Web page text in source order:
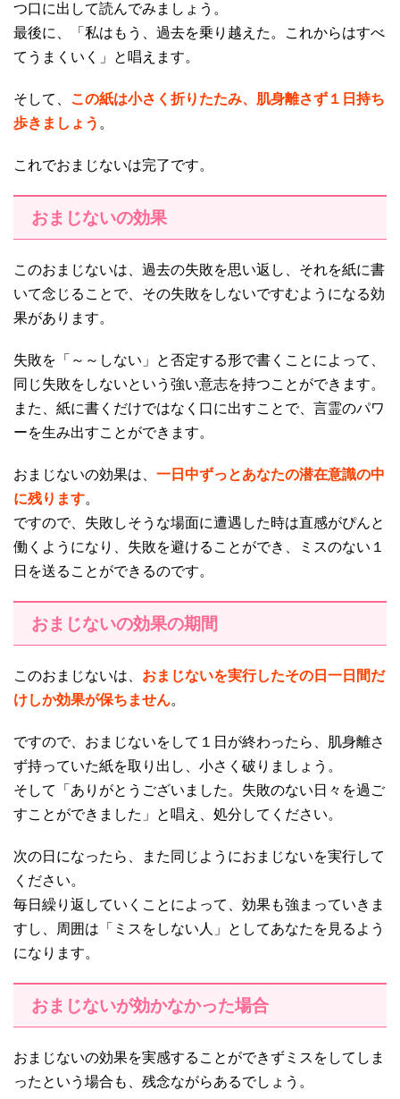
つ口に出して読んでみましょう。
最後に、「私はもう、過去を乗り越えた。これからはすべ
てうまくいく」と唱えます。
そして、 この紙は小さく折りたたみ、肌身離さず１日持ち
歩きましょう 。
これでおまじないは完了です。
おまじないの効果
このおまじないは、過去の失敗を思い返し、それを紙に書
いて念じることで、その失敗をしないですむようになる効
果があります。
失敗を「～～しない」と否定する形で書くことによって、
同じ失敗をしないという強い意志を持つことができます。
また、紙に書くだけではなく口に出すことで、言霊のパワ
ーを生み出すことができます。
おまじないの効果は、 一日中ずっとあなたの潜在意識の中
に残ります。
ですので、失敗しそうな場面に遭遇した時は直感がぴんと
働くようになり、失敗を避けることができ、ミスのない１
日を送ることができるのです。
おまじないの効果の期間
このおまじないは、 おまじないを実行したその日一日間だ
けしか効果が保ちません。
ですので、おまじないをして１日が終わったら、肌身離さ
ず持っていた紙を取り出し、小さく破りましょう。
そして「ありがとうございました。失敗のない日々を過ご
すことができました」と唱え、処分してください。
次の日になったら、また同じようにおまじないを実行して
ください。
毎日繰り返していくことによって、効果も強まっていきま
すし、周囲は「ミスをしない人」としてあなたを見るよう
になります。
おまじないが効かなかった場合
おまじないの効果を実感することができずミスをしてしま
ったという場合も、残念ながらあるでしょう。